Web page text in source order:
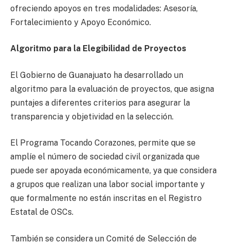
ofreciendo apoyos en tres modalidades: Asesoría,
Fortalecimiento y Apoyo Económico.
Algoritmo para la Elegibilidad de Proyectos
El Gobierno de Guanajuato ha desarrollado un
algoritmo para la evaluación de proyectos, que asigna
puntajes a diferentes criterios para asegurar la
transparencia y objetividad en la selección.
El Programa Tocando Corazones, permite que se
amplíe el número de sociedad civil organizada que
puede ser apoyada económicamente, ya que considera
a grupos que realizan una labor social importante y
que formalmente no están inscritas en el Registro
Estatal de OSCs.
También se considera un Comité de Selección de